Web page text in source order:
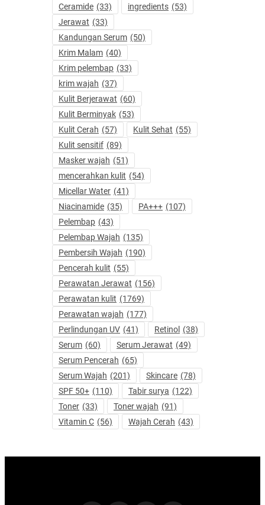
Ceramide (33) ingredients (53)
Jerawat (33)
Kandungan Serum (50)
Krim Malam (40)
Krim pelembap (33)
krim wajah (37)
Kulit Berjerawat (60)
Kulit Berminyak (53)
Kulit Cerah (57) Kulit Sehat (55)
Kulit sensitif (89)
Masker wajah (51)
mencerahkan kulit (54)
Micellar Water (41)
Niacinamide (35) PA+++ (107)
Pelembap (43)
Pelembap Wajah (135)
Pembersih Wajah (190)
Pencerah kulit (55)
Perawatan Jerawat (156)
Perawatan kulit (1769)
Perawatan wajah (177)
Perlindungan UV (41) Retinol (38)
Serum (60) Serum Jerawat (49)
Serum Pencerah (65)
Serum Wajah (201) Skincare (78)
SPF 50+ (110) Tabir surya (122)
Toner (33) Toner wajah (91)
Vitamin C (56) Wajah Cerah (43)